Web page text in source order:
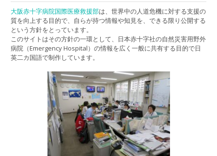
大阪赤十字病院国際医療救援部は、世界中の人道危機に対する支援の
質を向上する目的で、自らが持つ情報や知見を、できる限り公開する
という方針をとっています。
このサイトはその方針の一環として、日本赤十字社の自然災害用野外
病院（Emergency Hospital）の情報を広く一般に共有する目的で日
英二カ国語で制作しています。